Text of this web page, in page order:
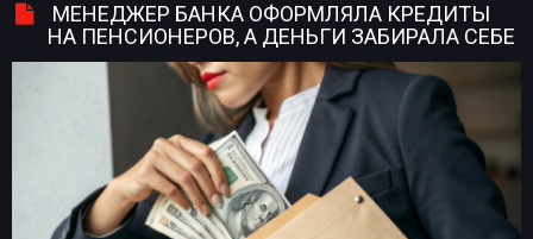
МЕНЕДЖЕР БАНКА ОФОРМЛЯЛА КРЕДИТЫ
НА ПЕНСИОНЕРОВ, А ДЕНЬГИ ЗАБИРАЛА СЕБЕ